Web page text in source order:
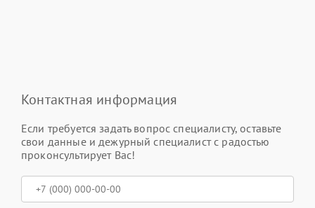
Контактная информация
Если требуется задать вопрос специалисту, оставьте
свои данные и дежурный специалист с радостью
проконсультирует Вас!